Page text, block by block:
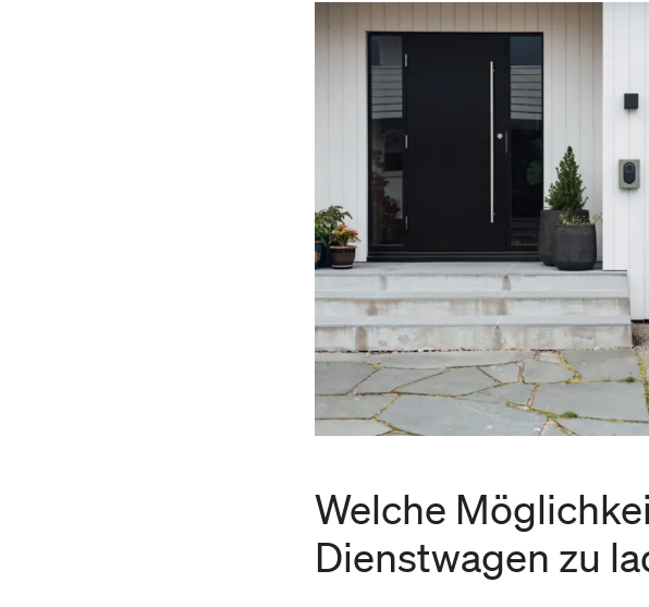
Welche
Dienstwagen zu